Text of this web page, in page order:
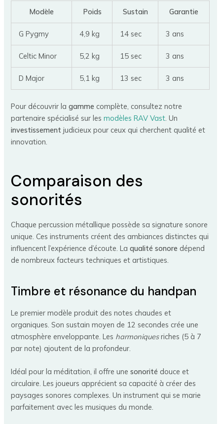
Modèle Poids Sustain Garantie
G Pygmy 4,9 kg 14 sec 3 ans
Celtic Minor 5,2 kg 15 sec 3 ans
D Major 5,1 kg 13 sec 3 ans
Pour découvrir lagamme complète, consultez notre
partenaire spécialisé sur lesmodèles RAV Vast. Un
investissement judicieux pour ceux qui cherchent qualité et
innovation.
Comparaison des
sonorités
Chaque percussion métallique possède sa signature sonore
unique. Ces instruments créent des ambiances distinctes qui
influencent l’expérience d’écoute. Laqualité sonore dépend
de nombreux facteurs techniques et artistiques.
Timbre et résonance du handpan
Le premier modèle produit des notes chaudes et
organiques. Son sustain moyen de 12 secondes crée une
atmosphère enveloppante. Les harmoniquesriches (5 à 7
par note) ajoutent de la profondeur.
Idéal pour la méditation, il offre unesonorité douce et
circulaire. Les joueurs apprécient sa capacité à créer des
paysages sonores complexes. Un instrument qui se marie
parfaitement avec les musiques du monde.